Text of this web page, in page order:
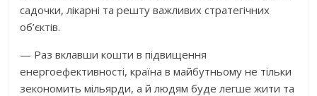
садочки, лікарні та решту важливих стратегічних
об’єктів.
— Раз вклавши кошти в підвищення
енергоефективності, країна в майбутньому не тільки
зекономить мільярди, а й людям буде легше жити та